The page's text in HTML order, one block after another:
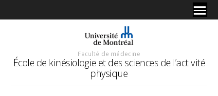
Faculté de médecine
École de kinésiologie et des sciences de l’activité
physique